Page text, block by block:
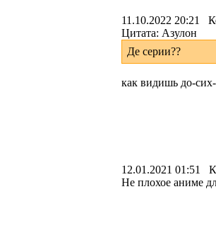
11.10.2022 20:21
Цитата: Азулон
Де серии??
как видишь до-
12.01.2021 01:51
Не плохое аниме